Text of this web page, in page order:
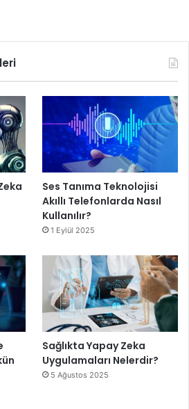
Ses Tanıma Teknolojisi
Akıllı Telefonlarda Nasıl
Kullanılır?
1 Eylül 2025
Sağlıkta Yapay Zeka
Uygulamaları Nelerdir?
5 Ağustos 2025